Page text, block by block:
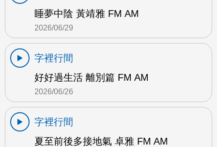
睡夢中陰 黃靖雅 FM AM
2026/06/29
字裡行間
好好過生活 離別篇 FM AM
2026/06/26
字裡行間
夏至前後多接地氣 卓雅 FM AM